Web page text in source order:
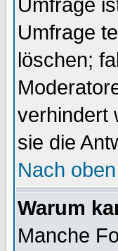
Umfrage
Umfrage
löschen;
verhindert
sie die
Nach oben
Warum
Manche